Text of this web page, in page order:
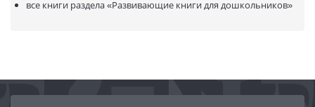
все книги раздела«Развивающие книги для дошкольников»